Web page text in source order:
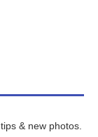
& new photos.